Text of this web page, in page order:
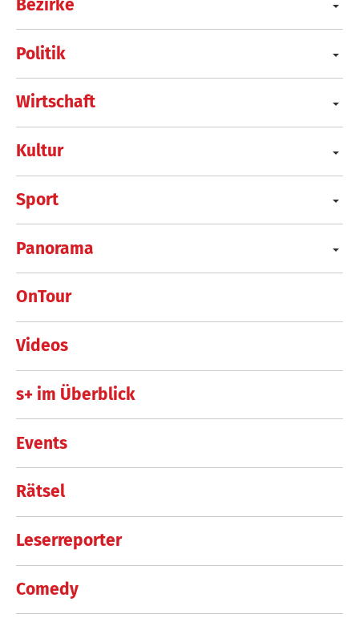
Bezirke
Politik
Wirtschaft
Kultur
Sport
Panorama
OnTour
Videos
s+ im Überblick
Events
Rätsel
Leserreporter
Comedy